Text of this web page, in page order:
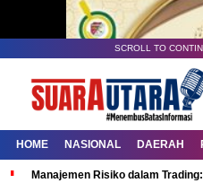
SCROLL TO
HOME NASIONAL DAERAH
Manajemen Risiko dalam